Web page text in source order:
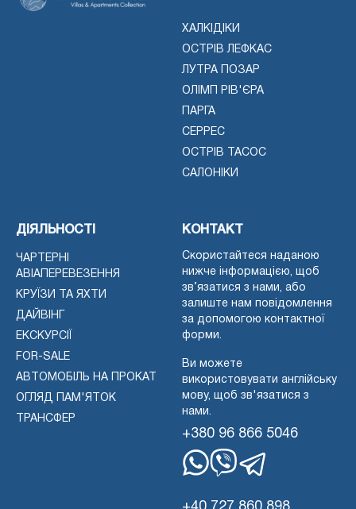
ХАЛКІДІКИ
ОСТРІВ ЛЕФКАС
ЛУТРА ПОЗАР
ОЛІМП РІВ'ЄРА
ПАРГА
СЕРРЕС
ОСТРІВ ТАСОС
САЛОНІКИ
ДІЯЛЬНОСТІ
ЧАРТЕРНІ
АВІАПЕРЕВЕЗЕННЯ
КРУЇЗИ ТА ЯХТИ
ДАЙВІНГ
ЕКСКУРСІЇ
FOR-SALE
АВТОМОБІЛЬ НА ПРОКАТ
ОГЛЯД ПАМ'ЯТОК
ТРАНСФЕР
КОНТАКТ
Скористайтеся наданою
нижче інформацією, щоб
зв’язатися з нами, або
залиште нам повідомлення
за допомогою контактної
форми.
Ви можете
використовувати англійську
мову, щоб зв'язатися з
нами.
+380 96 866 5046